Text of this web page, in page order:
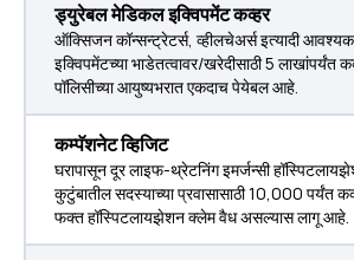
ड्युरेबल मेडिकल इक्विपमेंट कव्हर
ऑक्सिजन कॉन्सन्ट्रेटर्स, व्हीलचेअर्स इत्यादी
इक्विपमेंटच्या भाडेतत्वावर/खरेदीसाठी ₹5 लाखांपर्यंत
पॉलिसीच्या आयुष्यभरात एकदाच पेयेबल आहे.
कम्पॅशनेट व्हिजिट
घरापासून दूर लाइफ-थ्रेटनिंग इमर्जन्सी
कुटुंबातील सदस्याच्या प्रवासासाठी ₹10,000 पर्यंत
फक्त हॉस्पिटलायझेशन क्लेम वैध असल्यास लागू आहे.